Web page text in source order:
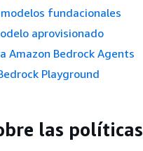
fundacionales
aprovisionado
Amazon Bedrock Agents
Playground
las políticas